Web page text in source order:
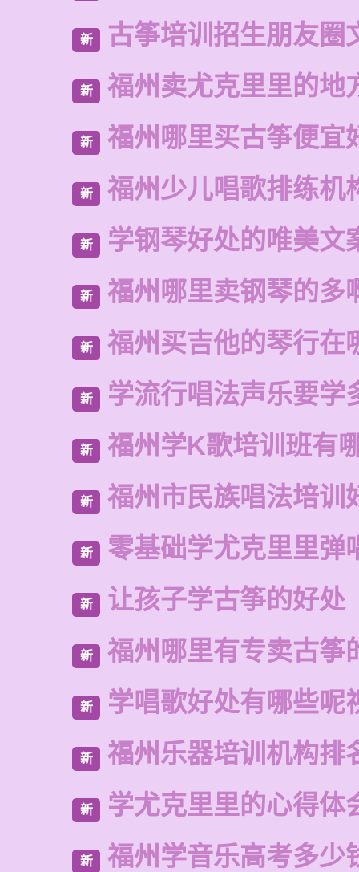
新 古筝培训招生朋友圈
新 福州卖尤克里里的地
新 福州哪里买古筝便宜
新 福州少儿唱歌排练机
新 学钢琴好处的唯美文
新 福州哪里卖钢琴的多
新 福州买吉他的琴行在
新 学流行唱法声乐要学
新 福州学K歌培训班有
新 福州市民族唱法培训
新 零基础学尤克里里弹
新 让孩子学古筝的好处
新 福州哪里有专卖古筝
新 学唱歌好处有哪些呢
新 福州乐器培训机构排
新 学尤克里里的心得体
新 福州学音乐高考多少